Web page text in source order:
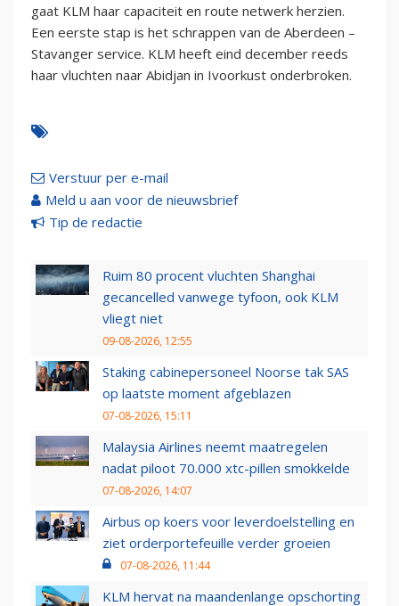
gaat KLM haar capaciteit en route netwerk herzien.
Een eerste stap is het schrappen van de Aberdeen –
Stavanger service. KLM heeft eind december reeds
haar vluchten naar Abidjan in Ivoorkust onderbroken.
Verstuur per e-mail
Meld u aan voor de nieuwsbrief
Tip de redactie
Ruim 80 procent vluchten Shanghai
gecancelled vanwege tyfoon, ook KLM
vliegt niet
09-08-2026, 12:55
Staking cabinepersoneel Noorse tak SAS
op laatste moment afgeblazen
07-08-2026, 15:11
Malaysia Airlines neemt maatregelen
nadat piloot 70.000 xtc-pillen smokkelde
07-08-2026, 14:07
Airbus op koers voor leverdoelstelling en
ziet orderportefeuille verder groeien
07-08-2026, 11:44
KLM hervat na maandenlange opschorting